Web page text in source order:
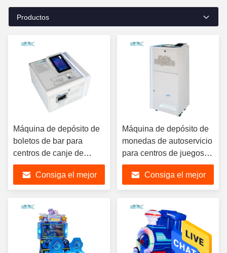
Productos
Máquina de depósito de
boletos de bar para
centros de canje de
juegos de arcade
Consiga el mejor
Máquina de depósito de
monedas de autoservicio
para centros de juegos
de arcade
Consiga el mejor